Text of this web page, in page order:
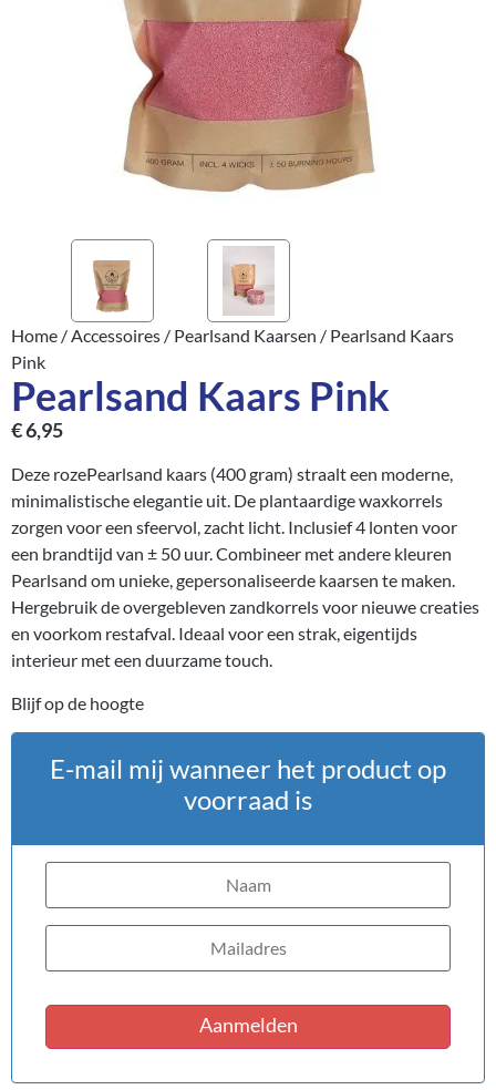
Home /Accessoires / Pearlsand Kaarsen / Pearlsand Kaars
Pink
Pearlsand Kaars Pink
€6,95
Deze rozePearlsand kaars (400 gram) straalt een moderne,
minimalistische elegantie uit. De plantaardige waxkorrels
zorgen voor een sfeervol, zacht licht. Inclusief 4 lonten voor
een brandtijd van ± 50 uur. Combineer met andere kleuren
Pearlsand om unieke, gepersonaliseerde kaarsen te maken.
Hergebruik de overgebleven zandkorrels voor nieuwe creaties
en voorkom restafval. Ideaal voor een strak, eigentijds
interieur met een duurzame touch.
Blijf op de hoogte
E-mail mij wanneer het product op
voorraad is
Aanmelden